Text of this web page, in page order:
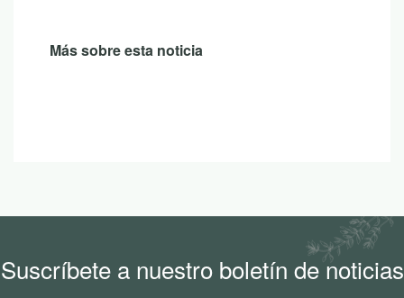
Más sobre esta noticia
Suscríbete a nuestro boletín de noticias